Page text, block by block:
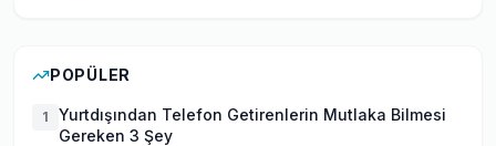
POPÜLER
1
Yurtdışından Telefon Getirenlerin Mutlaka Bilmesi
Gereken 3 Şey